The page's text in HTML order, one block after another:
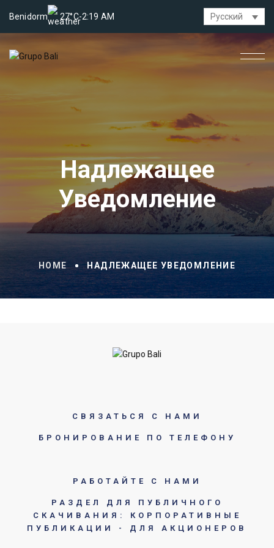
Benidorm 27°C-2:19 AM Русский
Надлежащее
Уведомление
HOME НАДЛЕЖАЩЕЕ УВЕДОМЛЕНИЕ
СВЯЗАТЬСЯ С НАМИ
БРОНИРОВАНИЕ ПО ТЕЛЕФОНУ
РАБОТАЙТЕ С НАМИ
РАЗДЕЛ ДЛЯ ПУБЛИЧНОГО
СКАЧИВАНИЯ: КОРПОРАТИВНЫЕ
ПУБЛИКАЦИИ - ДЛЯ АКЦИОНЕРОВ